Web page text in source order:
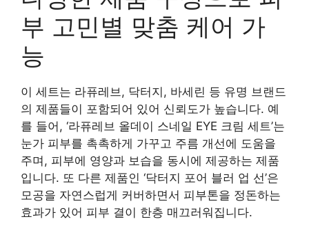
부 고민별 맞춤 케어 가
능
이 세트는 라퓨레브, 닥터지, 바세린 등 유명 브랜드
의 제품들이 포함되어 있어 신뢰도가 높습니다. 예
를 들어, ‘라퓨레브 올데이 스네일 EYE 크림 세트’는
눈가 피부를 촉촉하게 가꾸고 주름 개선에 도움을
주며, 피부에 영양과 보습을 동시에 제공하는 제품
입니다. 또 다른 제품인 ‘닥터지 포어 블러 업 선’은
모공을 자연스럽게 커버하면서 피부톤을 정돈하는
효과가 있어 피부 결이 한층 매끄러워집니다.